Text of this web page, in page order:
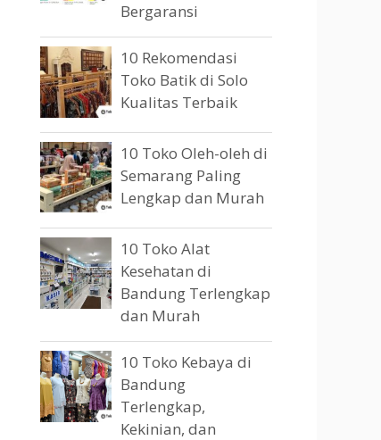
Bergaransi
10 Rekomendasi
Toko Batik di Solo
Kualitas Terbaik
10 Toko Oleh-oleh di
Semarang Paling
Lengkap dan Murah
10 Toko Alat
Kesehatan di
Bandung Terlengkap
dan Murah
10 Toko Kebaya di
Bandung
Terlengkap,
Kekinian, dan